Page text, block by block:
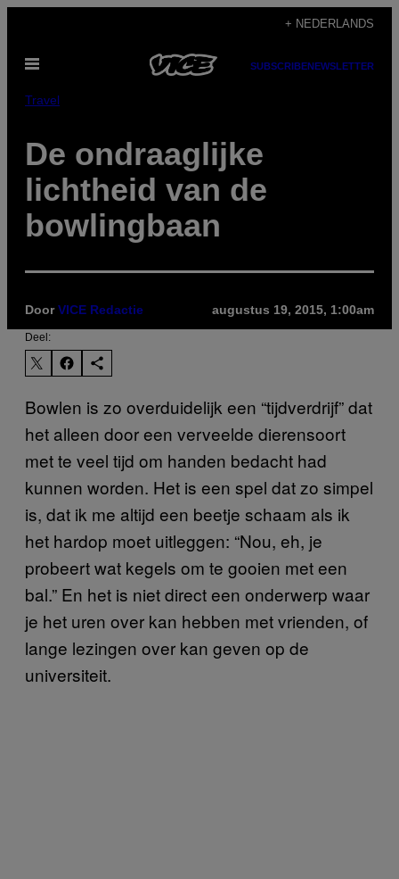
de
inhoud
+ NEDERLANDS
Open
SUBSCRIBENEWSLETTER
Travel
De ondraaglijke
lichtheid van de
bowlingbaan
DoorVICE Redactie augustus 19, 2015, 1:00am
Deel:
Bowlen is zo overduidelijk een “tijdverdrijf” dat
het alleen door een verveelde dierensoort
met te veel tijd om handen bedacht had
kunnen worden. Het is een spel dat zo simpel
is, dat ik me altijd een beetje schaam als ik
het hardop moet uitleggen: “Nou, eh, je
probeert wat kegels om te gooien met een
bal.” En het is niet direct een onderwerp waar
je het uren over kan hebben met vrienden, of
lange lezingen over kan geven op de
universiteit.